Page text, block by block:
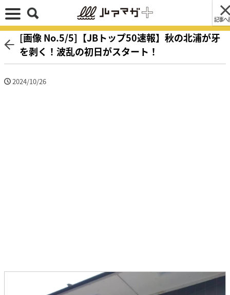
記事へ
[画像 No.5/5]【JBトップ50速報】秋の北浦が牙
を剥く！波乱の初日がスタート！
2024/10/26